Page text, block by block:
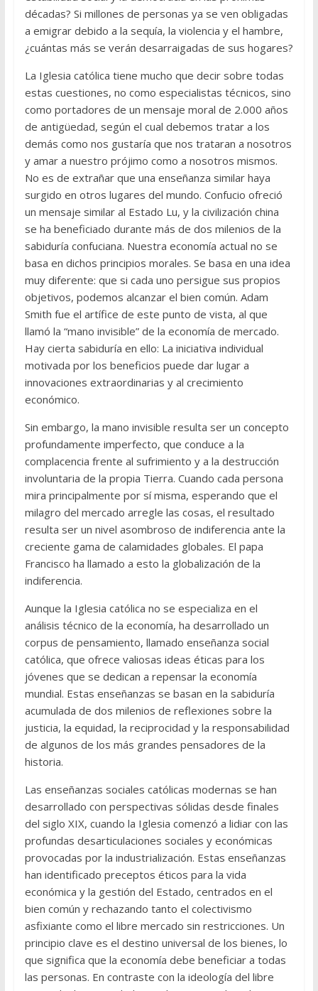
décadas? Si millones de personas ya se ven obligadas
a emigrar debido a la sequía, la violencia y el hambre,
¿cuántas más se verán desarraigadas de sus hogares?
La Iglesia católica tiene mucho que decir sobre todas
estas cuestiones, no como especialistas técnicos, sino
como portadores de un mensaje moral de 2.000 años
de antigüedad, según el cual debemos tratar a los
demás como nos gustaría que nos trataran a nosotros
y amar a nuestro prójimo como a nosotros mismos.
No es de extrañar que una enseñanza similar haya
surgido en otros lugares del mundo. Confucio ofreció
un mensaje similar al Estado Lu, y la civilización china
se ha beneficiado durante más de dos milenios de la
sabiduría confuciana. Nuestra economía actual no se
basa en dichos principios morales. Se basa en una idea
muy diferente: que si cada uno persigue sus propios
objetivos, podemos alcanzar el bien común. Adam
Smith fue el artífice de este punto de vista, al que
llamó la “mano invisible” de la economía de mercado.
Hay cierta sabiduría en ello: La iniciativa individual
motivada por los beneficios puede dar lugar a
innovaciones extraordinarias y al crecimiento
económico.
Sin embargo, la mano invisible resulta ser un concepto
profundamente imperfecto, que conduce a la
complacencia frente al sufrimiento y a la destrucción
involuntaria de la propia Tierra. Cuando cada persona
mira principalmente por sí misma, esperando que el
milagro del mercado arregle las cosas, el resultado
resulta ser un nivel asombroso de indiferencia ante la
creciente gama de calamidades globales. El papa
Francisco ha llamado a esto la globalización de la
indiferencia.
Aunque la Iglesia católica no se especializa en el
análisis técnico de la economía, ha desarrollado un
corpus de pensamiento, llamado enseñanza social
católica, que ofrece valiosas ideas éticas para los
jóvenes que se dedican a repensar la economía
mundial. Estas enseñanzas se basan en la sabiduría
acumulada de dos milenios de reflexiones sobre la
justicia, la equidad, la reciprocidad y la responsabilidad
de algunos de los más grandes pensadores de la
historia.
Las enseñanzas sociales católicas modernas se han
desarrollado con perspectivas sólidas desde finales
del siglo XIX, cuando la Iglesia comenzó a lidiar con las
profundas desarticulaciones sociales y económicas
provocadas por la industrialización. Estas enseñanzas
han identificado preceptos éticos para la vida
económica y la gestión del Estado, centrados en el
bien común y rechazando tanto el colectivismo
asfixiante como el libre mercado sin restricciones. Un
principio clave es el destino universal de los bienes, lo
que significa que la economía debe beneficiar a todas
las personas. En contraste con la ideología del libre